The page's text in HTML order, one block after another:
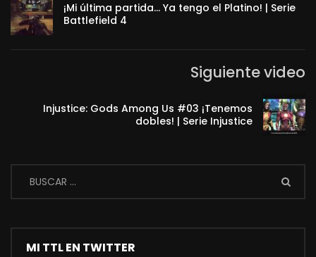
¡Mi última partida… Ya tengo el Platino! | Serie
Battlefield 4
Siguiente video
Injustice: Gods Among Us #03 ¡Tenemos
dobles! | Serie Injustice
MI TTL EN TWITTER